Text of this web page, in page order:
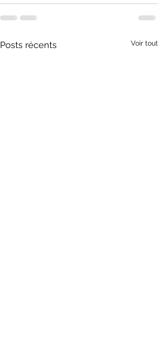
Posts récents Voir tout